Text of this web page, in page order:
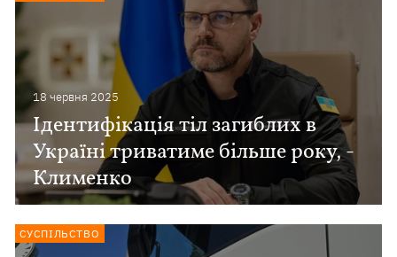
18 червня 2025
Ідентифікація тіл загиблих в
Україні триватиме більше року, -
Клименко
СУСПІЛЬСТВО